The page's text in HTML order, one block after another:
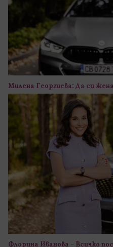
Милена Георгиева: Да си
Флорина Иванова - Всичко